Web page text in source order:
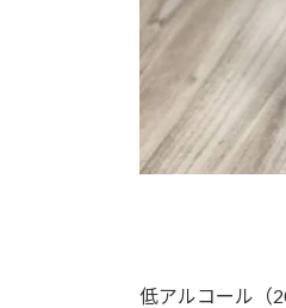
低アルコール（